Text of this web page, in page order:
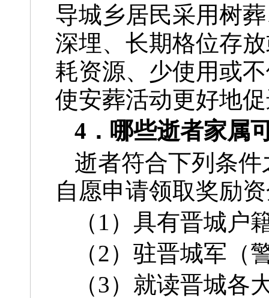
导城乡居民采用树
深埋、长期格位存
耗资源、少使用或
使安葬活动更好地
4．哪些逝者家属
逝者符合下列条
自愿申请领取奖励
（1）具有晋城户
（2）驻晋城军（
（3）就读晋城